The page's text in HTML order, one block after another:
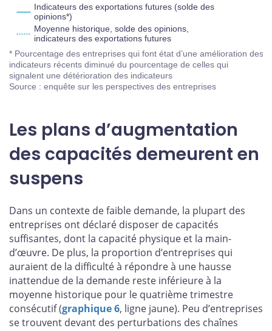
Indicateurs des exportations futures (solde des
opinions*)
Moyenne historique, solde des opinions,
indicateurs des exportations futures
* Pourcentage des entreprises qui font état d’une amélioration des
indicateurs récents diminué du pourcentage de celles qui
signalent une détérioration des indicateurs
Source : enquête sur les perspectives des entreprises
Les plans d’augmentation
des capacités demeurent en
suspens
Dans un contexte de faible demande, la plupart des
entreprises ont déclaré disposer de capacités
suffisantes, dont la capacité physique et la main-
d’œuvre. De plus, la proportion d’entreprises qui
auraient de la difficulté à répondre à une hausse
inattendue de la demande reste inférieure à la
moyenne historique pour le quatrième trimestre
consécutif (graphique 6, ligne jaune). Peu d’entreprises
se trouvent devant des perturbations des chaînes